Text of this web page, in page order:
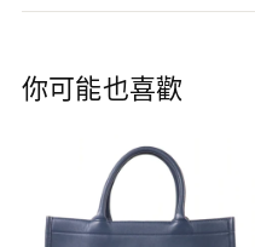
你可能也喜歡